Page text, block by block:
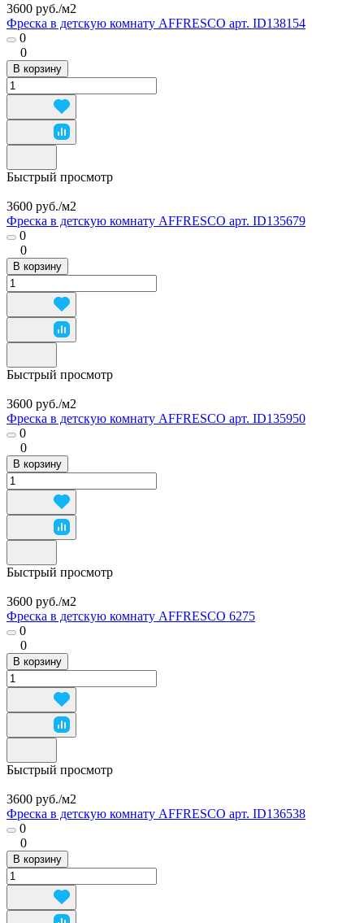
3600 руб./м2
Фреска в детскую комнату AFFRESCO арт. ID138154
0
0
В корзину
Быстрый просмотр
3600 руб./м2
Фреска в детскую комнату AFFRESCO арт. ID135679
0
0
В корзину
Быстрый просмотр
3600 руб./м2
Фреска в детскую комнату AFFRESCO арт. ID135950
0
0
В корзину
Быстрый просмотр
3600 руб./м2
Фреска в детскую комнату AFFRESCO 6275
0
0
В корзину
Быстрый просмотр
3600 руб./м2
Фреска в детскую комнату AFFRESCO арт. ID136538
0
0
В корзину